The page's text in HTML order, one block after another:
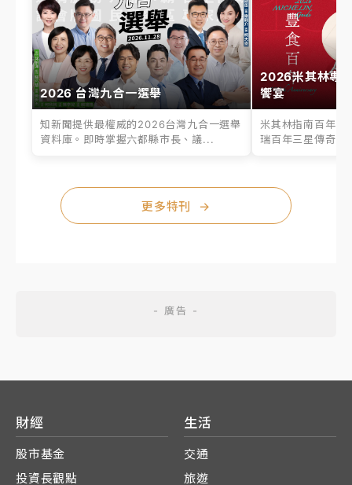
2026 台灣九合一選舉
知新聞提供最權威的2026台灣九合一選舉
資料庫。即時掌握六都縣市長、議...
2026米其林專
饗宴
米其林指南百年之
瑞百年三星傳奇、
更多特刊 →
財經
股市基金
投資長觀點
生活
交通
旅遊